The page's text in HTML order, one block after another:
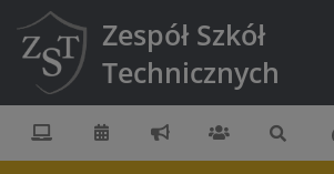
Zespół Szkół
Technicznych